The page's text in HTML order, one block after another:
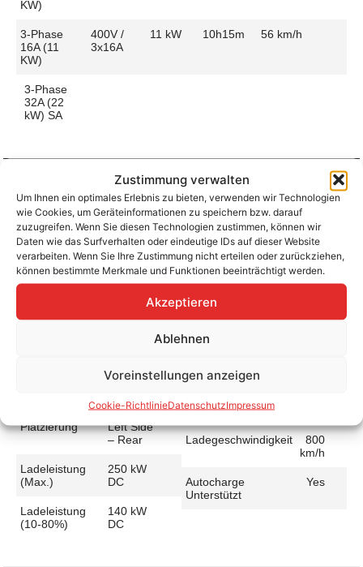
Zustimmung verwalten
Um Ihnen ein optimales Erlebnis zu bieten, verwenden wir Technologien
wie Cookies, um Geräteinformationen zu speichern bzw. darauf
zuzugreifen. Wenn Sie diesen Technologien zustimmen, können wir
Daten wie das Surfverhalten oder eindeutige IDs auf dieser Website
verarbeiten. Wenn Sie Ihre Zustimmung nicht erteilen oder zurückziehen,
können bestimmte Merkmale und Funktionen beeinträchtigt werden.
Akzeptieren
Ablehnen
Voreinstellungen anzeigen
Cookie-RichtlinieDatenschutzImpressum
KW)
3-Phase
16A (11
KW)
400V /
3x16A
11 kW 10h15m 56 km/h
3-Phase
32A (22
kW) SA
Aufladen zu Hause / am Fahrtziel
Ladeanschluss Type 2
Platzierung
Left Side
– Rear
Ladezeit (0-
>490 Km)
10h15m
Ladegeschwindigkeit57 km/h
Schnellladen
Platzierung
Left Side
– Rear
Ladeleistung
(max.)
250 kW
DC
Ladeleistung
(10-80%)
140 kW
DC
>392 Km)
Ladegeschwindigkeit
800
km/h
Autocharge
Unterstützt
Yes